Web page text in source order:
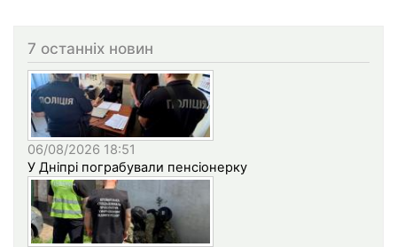
7 останніх новин
06/08/2026 18:51
У Дніпрі пограбували пенсіонерку